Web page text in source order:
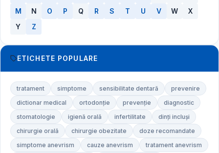
M
N O P Q R S T U V W
X
Y
Z
ETICHETE POPULARE
tratament simptome sensibilitate dentară
prevenire
dictionar medical
ortodonție prevenție
diagnostic
stomatologie
igienă orală infertilitate
dinți incluși
chirurgie orală
chirurgie obezitate
doze recomandate
simptome anevrism
cauze anevrism
tratament anevrism